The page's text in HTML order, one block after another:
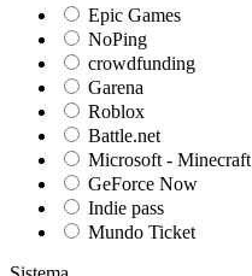
Epic Games
NoPing
crowdfunding
Garena
Roblox
Battle.net
Microsoft - Minecraft
GeForce Now
Indie pass
Mundo Ticket